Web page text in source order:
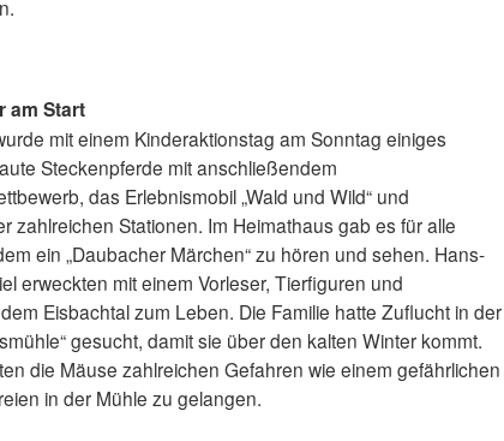
am Start
mit einem Kinderaktionstag am Sonntag einiges
Steckenpferde mit anschließendem
das Erlebnismobil „Wald und Wild“ und
zahlreichen Stationen. Im Heimathaus gab es für alle
ein „Daubacher Märchen“ zu hören und sehen. Hans-
erweckten mit einem Vorleser, Tierfiguren und
Eisbachtal zum Leben. Die Familie hatte Zuflucht in der
gesucht, damit sie über den kalten Winter kommt.
die Mäuse zahlreichen Gefahren wie einem gefährlichen
in der Mühle zu gelangen.